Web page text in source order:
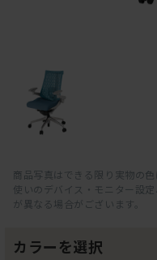
商品写真はできる限り実物の
使いのデバイス・モニター設
が異なる場合がございます。
カラーを選択